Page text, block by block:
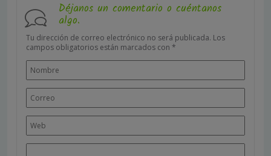
Déjanos un comentario o cuéntanos
algo.
Tu dirección de correo electrónico no será publicada. Los
campos obligatorios están marcados con *